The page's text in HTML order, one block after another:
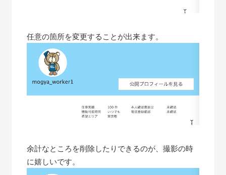
任意の箇所を変更することが出来ます。
余計なところを削除したりできるのが、撮影の時
に嬉しいです。